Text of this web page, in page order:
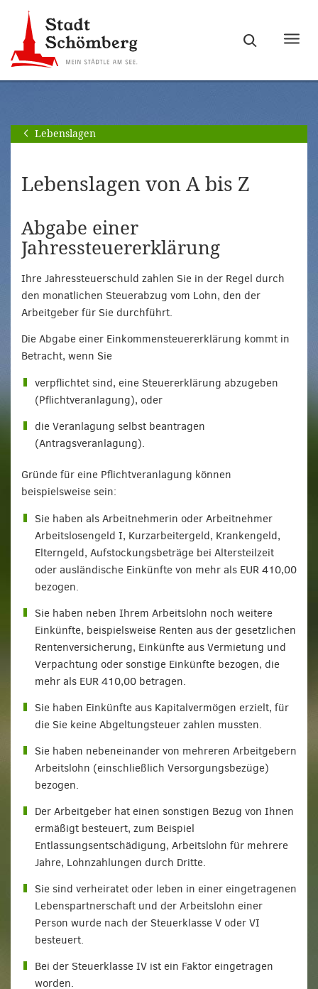
Hauptnavigation
springen
[Alt]+
Seiteninhalt
springen
[Alt]+
Lebenslagen
Lebenslagen von A bis Z
Abgabe einer
Jahressteuererklärung
Ihre Jahressteuerschuld zahlen Sie in der Regel durch
den monatlichen Steuerabzug vom Lohn, den der
Arbeitgeber für Sie durchführt.
Die Abgabe einer Einkommensteuererklärung kommt in
Betracht, wenn Sie
verpflichtet sind, eine Steuererklärung abzugeben
(Pflichtveranlagung), oder
die Veranlagung selbst beantragen
(Antragsveranlagung).
Gründe für eine Pflichtveranlagung können
beispielsweise sein:
Sie haben als Arbeitnehmerin oder Arbeitnehmer
Arbeitslosengeld I, Kurzarbeitergeld, Krankengeld,
Elterngeld, Aufstockungsbeträge bei Altersteilzeit
oder ausländische Einkünfte von mehr als EUR 410,00
bezogen.
Sie haben neben Ihrem Arbeitslohn noch weitere
Einkünfte, beispielsweise Renten aus der gesetzlichen
Rentenversicherung, Einkünfte aus Vermietung und
Verpachtung oder sonstige Einkünfte bezogen, die
mehr als EUR 410,00 betragen.
Sie haben Einkünfte aus Kapitalvermögen erzielt, für
die Sie keine Abgeltungsteuer zahlen mussten.
Sie haben nebeneinander von mehreren Arbeitgebern
Arbeitslohn (einschließlich Versorgungsbezüge)
bezogen.
Der Arbeitgeber hat einen sonstigen Bezug von Ihnen
ermäßigt besteuert, zum Beispiel
Entlassungsentschädigung, Arbeitslohn für mehrere
Jahre, Lohnzahlungen durch Dritte.
Sie sind verheiratet oder leben in einer eingetragenen
Lebenspartnerschaft und der Arbeitslohn einer
Person wurde nach der Steuerklasse V oder VI
besteuert.
Bei der Steuerklasse IV ist ein Faktor eingetragen
worden.